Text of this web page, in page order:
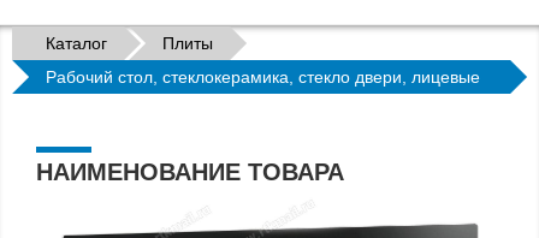
Каталог
Плиты
Рабочий стол, стеклокерамика, стекло двери, лицевые
НАИМЕНОВАНИЕ ТОВАРА